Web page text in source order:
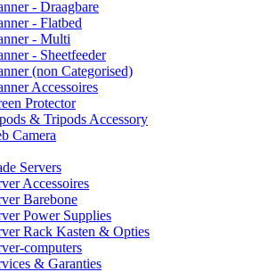
- Draagbare
- Flatbed
- Multi
- Sheetfeeder
(non Categorised)
Accessoires
Protector
& Tripods Accessory
Camera
Servers
Accessoires
Barebone
Power Supplies
Rack Kasten & Opties
computers
& Garanties